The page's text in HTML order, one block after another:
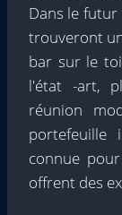
Dans le futur
trouveront
bar sur le
l'état -art,
réunion
portefeuille
connue
offrent des